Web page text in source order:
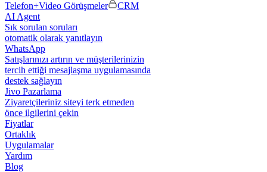
Telefon+Video Görüşmeler
CRM
AI Agent
Sık sorulan soruları
otomatik olarak yanıtlayın
WhatsApp
Satışlarınızı artırın ve müşterilerinizin
tercih ettiği mesajlaşma uygulamasında
destek sağlayın
Jivo Pazarlama
Ziyaretçileriniz siteyi terk etmeden
önce ilgilerini çekin
Fiyatlar
Ortaklık
Uygulamalar
Yardım
Blog